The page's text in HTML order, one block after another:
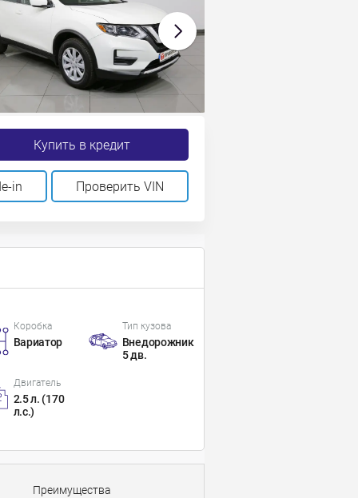
Купить в кредит
in Проверить VIN
Коробка
Вариатор
Тип кузова
Внедорожник
5 дв.
Двигатель
2.5 л. (170
л.с.)
Преимущества